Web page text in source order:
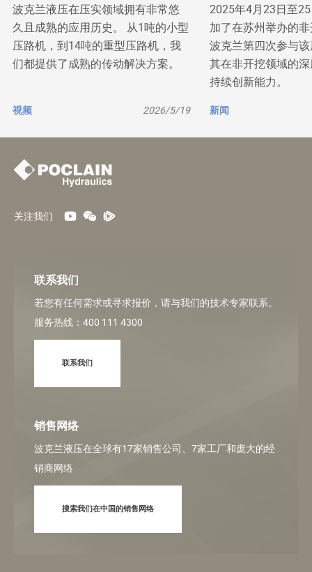
波克兰液压在压实领域拥有非常悠
久且成熟的应用历史。 从1吨的小型
压路机，到14吨的重型压路机，我
们都提供了成熟的传动解决方案。
视频 2026/5/19
2025年4月23日至
加了在苏州举办的
波克兰第四次参与
其在非开挖领域的
持续创新能力。
新闻
关注我们
联系我们
若您有任何需求或寻求报价，请与我们的技术专家联系。
服务热线：400 111 4300
联系我们
销售网络
波克兰液压在全球有17家销售公司、7家工厂和庞大的经
销商网络
搜索我们在中国的销售网络